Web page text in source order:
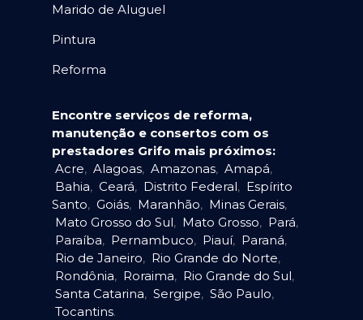
Marido de Aluguel
Pintura
Reforma
Encontre serviços de reforma,
manutenção e consertos com os
prestadores Grifo mais próximos:
Acre, Alagoas, Amazonas, Amapá,
Bahia, Ceará, Distrito Federal, Espírito
Santo, Goiás, Maranhão, Minas Gerais,
Mato Grosso do Sul, Mato Grosso, Pará,
Paraíba, Pernambuco, Piauí, Paraná,
Rio de Janeiro, Rio Grande do Norte,
Rondônia, Roraima, Rio Grande do Sul,
Santa Catarina, Sergipe, São Paulo,
Tocantins.